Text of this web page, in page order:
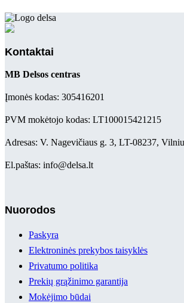
Kontaktai
MB Delsos centras
Įmonės kodas: 305416201
PVM mokėtojo kodas: LT100015421215
Adresas: V. Nagevičiaus g. 3, LT-08237,
El.paštas: info@delsa.lt
Nuorodos
Paskyra
Elektroninės prekybos taisyklės
Privatumo politika
Prekių grąžinimo garantija
Mokėjimo būdai